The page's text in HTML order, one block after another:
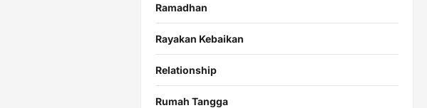
Ramadhan
Rayakan Kebaikan
Relationship
Rumah Tangga